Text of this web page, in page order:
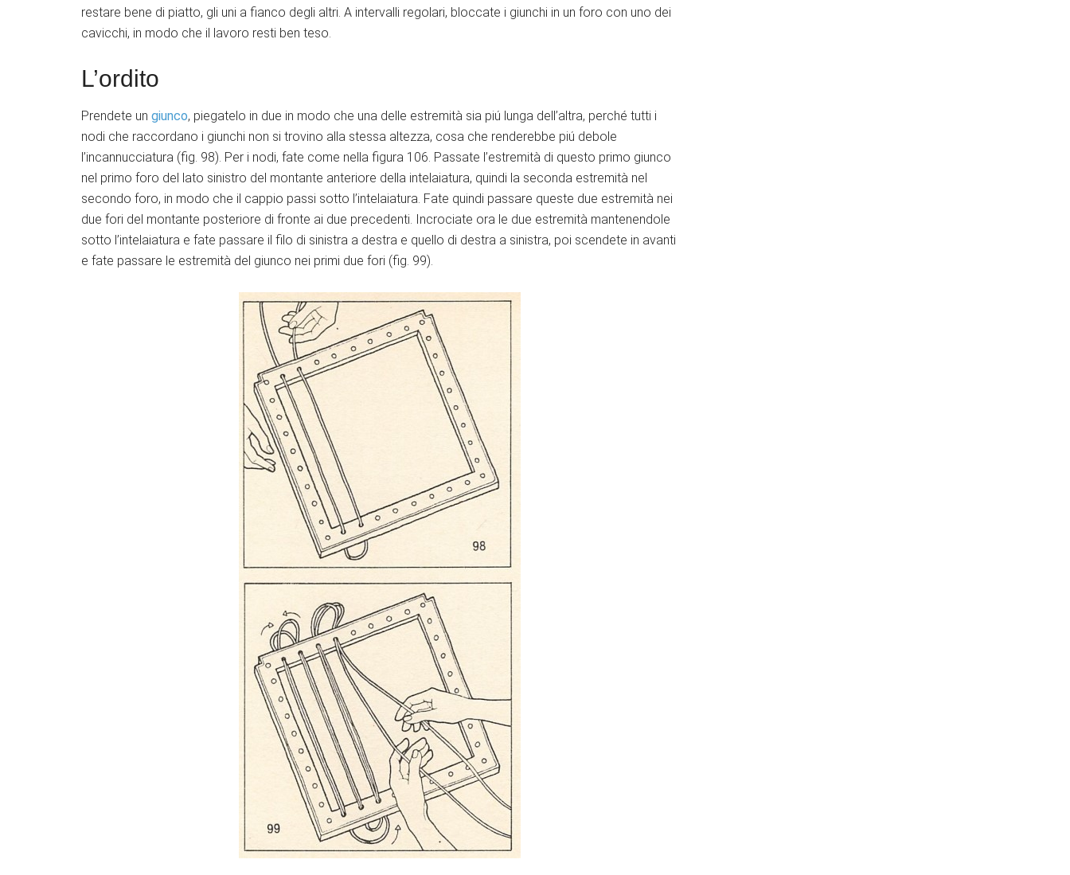
restare bene di piatto, gli uni a fianco degli altri. A intervalli regolari, bloccate i giunchi in un foro con uno dei
cavicchi, in modo che il lavoro resti ben teso.
L’ordito
Prendete un giunco, piegatelo in due in modo che una delle estremità sia piú lunga dell’altra, perché tutti i
nodi che raccordano i giunchi non si trovino alla stessa altezza, cosa che renderebbe piú debole
l’incannucciatura (fig. 98). Per i nodi, fate come nella figura 106. Passate l’estremità di questo primo giunco
nel primo foro del lato sinistro del montante anteriore della intelaiatura, quindi la seconda estremità nel
secondo foro, in modo che il cappio passi sotto l’intelaiatura. Fate quindi passare queste due estremità nei
due fori del montante posteriore di fronte ai due precedenti. Incrociate ora le due estremità mantenendole
sotto l’intelaiatura e fate passare il filo di sinistra a destra e quello di destra a sinistra, poi scendete in avanti
e fate passare le estremità del giunco nei primi due fori (fig. 99).